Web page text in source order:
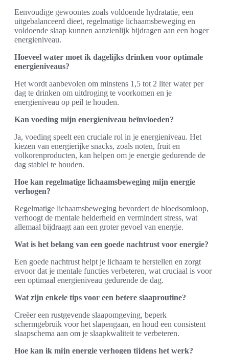
Eenvoudige gewoontes zoals voldoende hydratatie, een
uitgebalanceerd dieet, regelmatige lichaamsbeweging en
voldoende slaap kunnen aanzienlijk bijdragen aan een hoger
energieniveau.
Hoeveel water moet ik dagelijks drinken voor optimale
energieniveaus?
Het wordt aanbevolen om minstens 1,5 tot 2 liter water per
dag te drinken om uitdroging te voorkomen en je
energieniveau op peil te houden.
Kan voeding mijn energieniveau beïnvloeden?
Ja, voeding speelt een cruciale rol in je energieniveau. Het
kiezen van energierijke snacks, zoals noten, fruit en
volkorenproducten, kan helpen om je energie gedurende de
dag stabiel te houden.
Hoe kan regelmatige lichaamsbeweging mijn energie
verhogen?
Regelmatige lichaamsbeweging bevordert de bloedsomloop,
verhoogt de mentale helderheid en vermindert stress, wat
allemaal bijdraagt aan een groter gevoel van energie.
Wat is het belang van een goede nachtrust voor energie?
Een goede nachtrust helpt je lichaam te herstellen en zorgt
ervoor dat je mentale functies verbeteren, wat cruciaal is voor
een optimaal energieniveau gedurende de dag.
Wat zijn enkele tips voor een betere slaaproutine?
Creëer een rustgevende slaapomgeving, beperk
schermgebruik voor het slapengaan, en houd een consistent
slaapschema aan om je slaapkwaliteit te verbeteren.
Hoe kan ik mijn energie verhogen tijdens het werk?